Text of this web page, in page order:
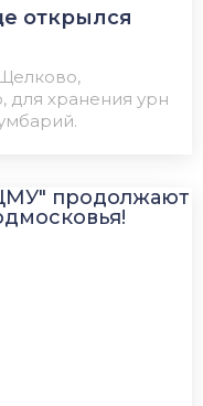
открылся
хранения урн